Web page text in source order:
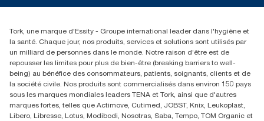
Réclamation pour distributeurs
02 766 05 30
Essity Belgium NV
Berkenlaan 8B
1831 MACHELEN
Tork, une marque d'Essity - Groupe international leader dans l'hygiène et
la santé. Chaque jour, nos produits, services et solutions sont utilisés par
un milliard de personnes dans le monde. Notre raison d’être est de
repousser les limites pour plus de bien-être (breaking barriers to well-
being) au bénéfice des consommateurs, patients, soignants, clients et de
la société civile. Nos produits sont commercialisés dans environ 150 pays
sous les marques mondiales leaders TENA et Tork, ainsi que d'autres
marques fortes, telles que Actimove, Cutimed, JOBST, Knix, Leukoplast,
Libero, Libresse, Lotus, Modibodi, Nosotras, Saba, Tempo, TOM Organic et